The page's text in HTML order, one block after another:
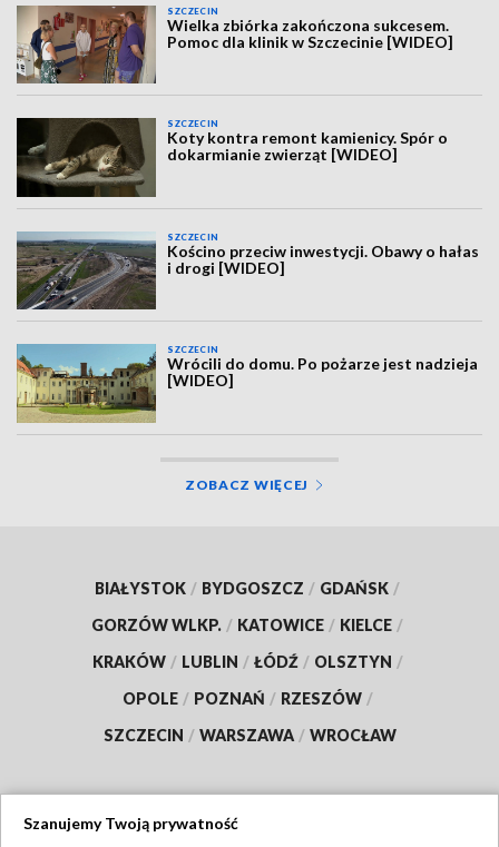
SZCZECIN
Wielka zbiórka zakończona sukcesem.
Pomoc dla klinik w Szczecinie [WIDEO]
SZCZECIN
Koty kontra remont kamienicy. Spór o
dokarmianie zwierząt [WIDEO]
SZCZECIN
Kościno przeciw inwestycji. Obawy o hałas
i drogi [WIDEO]
SZCZECIN
Wrócili do domu. Po pożarze jest nadzieja
[WIDEO]
ZOBACZ WIĘCEJ
BIAŁYSTOK / BYDGOSZCZ / GDAŃSK /
GORZÓW WLKP. / KATOWICE / KIELCE /
KRAKÓW / LUBLIN / ŁÓDŹ / OLSZTYN /
OPOLE / POZNAŃ / RZESZÓW /
SZCZECIN / WARSZAWA / WROCŁAW
Szanujemy Twoją prywatność